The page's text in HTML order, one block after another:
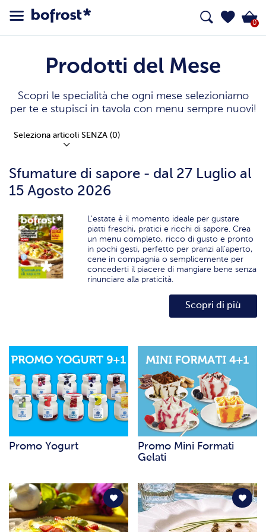
0
Prodotti del Mese
Scopri le specialità che ogni mese selezioniamo
per te e stupisci in tavola con menu sempre nuovi!
Seleziona articoli SENZA (0)
Sfumature di sapore - dal 27 Luglio al
15 Agosto 2026
L'estate è il momento ideale per gustare
piatti freschi, pratici e ricchi di sapore. Crea
un menu completo, ricco di gusto e pronto
in pochi gesti, perfetto per pranzi all'aperto,
cene in compagnia o semplicemente per
concederti il piacere di mangiare bene senza
rinunciare alla praticità.
Scopri di più
Promo Yogurt
Promo Mini Formati
Gelati